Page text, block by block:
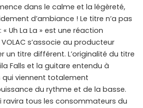
dans le calme et la légèreté,
d’ambiance ! Le titre n’a pas
Uh La La » est une réaction
s’associe au producteur
un titre différent. L’originalité du titre
Falls et la guitare entendu à
viennent totalement
du rythme et de la basse.
ravira tous les consommateurs du